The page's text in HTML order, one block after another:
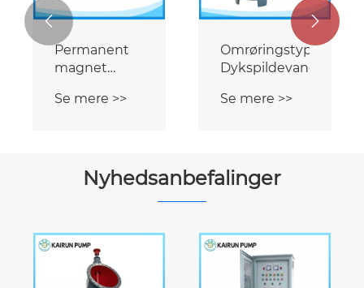
Omrøringstype
Dykspildevandspumpe
Se mere >>
Nedsænket
spildevandspumpe
Se mere >>
 
Nyhedsanbefalinger